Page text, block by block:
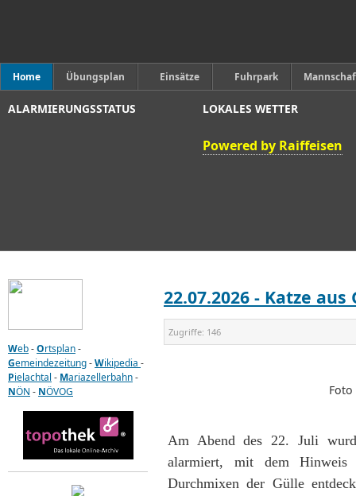
Home Übungsplan Einsätze Fuhrpark
ALARMIERUNGSSTATUS LOKALES WETTER
Powered by Raiffeisen
22.07.2026 - Katze
Zugriffe: 146
Am Abend des 22. Juli
alarmiert, mit dem
Durchmixen der Gülle
Web-Ortsplan-
Gemeindezeitung-Wikipedia -
Pielachtal - Mariazellerbahn-
NÖN - NÖVOG